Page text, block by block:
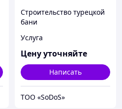
Строительство турецкой
бани
Услуга
Цену уточняйте
Написать
ТОО «SoDoS»